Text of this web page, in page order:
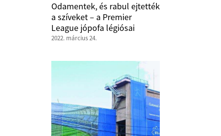
Odamentek, és rabul ejtették
a szíveket – a Premier
League jópofa légiósai
2022. március 24.